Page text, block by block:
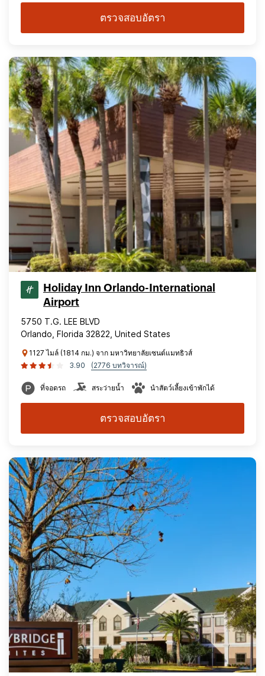
ตรวจสอบอัตรา
Holiday Inn Orlando-International
Airport
5750 T.G. LEE BLVD
Orlando, Florida 32822, United States
1127 ไมล์ (1814 กม.) จาก มหาวิทยาลัยเซนต์แมทธิวส์
3.90
(2776 บทวิจารณ์)
ที่จอดรถ สระว่ายน้ำ นำสัตว์เลี้ยงเข้าพักได้
ตรวจสอบอัตรา